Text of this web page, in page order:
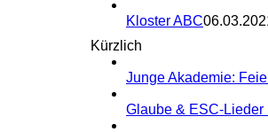
Kloster ABC
Kürzlich
Junge Akademie:
Glaube & ESC-Lieder